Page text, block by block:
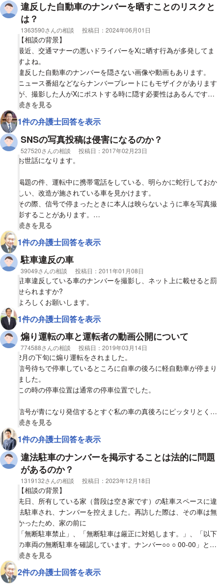
と忠告されました。
そこで質問です。
自分が撮った写真に、
他の人の自動車のナンバープレートが映っていた場合、
その写真をインターネット上に掲載する際には、
【質問1】
そのナンバープレートの部分は
見えないようにしてから掲載しないといけないのですか？
そうしないと法的に問題が生じるのですか？
※モラル上ではなく法的な問題が生じるのかの質問です
違反した自動車のナンバーを晒すことのリスクと
は？
相談者
1363590さんの相談 投稿日： 2024年06月01日
【相談の背景】
最近、交通マナーの悪いドライバーをXに晒す行為が多発してま
すよね。
違反した自動車のナンバーを隠さない画像や動画もあります。
ニュース番組などならナンバープレートにもモザイクがあります
が、撮影した人がXにポストする時に隠す必要性はあるんです
か？
【質問1】
ナンバーをXに晒す事で被る不利益があれば教えて下さい
視覚的に省略された相談全文の
続きを見る
1件の弁護士回答を表示
SNSの写真投稿は侵害になるのか？
相談者
527520さんの相談 投稿日： 2017年02月23日
お世話になります。
掲題の件、運転中に携帯電話をしている、明らかに蛇行しておか
しい、改造が施されている車を見かけます。
その際、信号で停まったときに本人は映らないように車を写真撮
影することがあります。
１、そもそもSNSにへの写真アップ・投稿していいものか、この
際ナンバープレートをマスキングが必要でしょうか？
２、SNSでも「全員に公開」と「友達のみ公開」など選択できる
かと思います。もし公開が問題ないなら、その範囲はどこまで有
個人情報保護の観点ではナンバープレートは一般人では本人を特
定できないと認識しております（もちろん警察のデータベースと
照合すれば一目瞭然でしょう）。その他プライバシーの侵害など
法律に照らし合わせての問題点があればご用事いただければと思
います。
視覚的に省略された相談全文の
続きを見る
1件の弁護士回答を表示
駐車違反の車
相談者
39049さんの相談 投稿日： 2011年01月08日
駐車違反している車のナンバーを撮影し、ネット上に載せると罰
せられますか?
よろしくお願いします。
1件の弁護士回答を表示
煽り運転の車と運転者の動画公開について
相談者
774588さんの相談 投稿日： 2019年03月14日
2月の下旬に煽り運転をされました。
信号待ちで停車しているところに自車の後ろに軽自動車が停まり
ました。
この時の停車位置は通常の停車位置でした。
信号が青になり発信するとすぐ私の車の真後ろにピッタリとくっ
ついて暫く
そのままの状態が1キロほど続きました。 速度は40キロで車間
距離は1～2メートルです。
その後その道路は事故の影響で渋滞に代わり、
渋滞中(20分)は10メートル前進しては1分間ストップすると言っ
た繰り返しで、
ストップしている間は私の車の後ろ50センチに付いて停車してい
ます。
前進の時も直ぐ後ろに付けていました。
その模様を全てドライブレコーダーに録画しており、煽り運転し
た自動車の車種、
視覚的に省略された相談全文の
続きを見る
1件の弁護士回答を表示
違法駐車のナンバーを掲示することは法的に問題
があるのか？
相談者
1319132さんの相談 投稿日： 2023年12月18日
【相談の背景】
先日、所有している家（普段は空き家です）の駐車スペースに違
法駐車され、ナンバーを控えました。再訪した際は、その車は無
かったため、家の前に
「無断駐車禁止」、「無断駐車は厳正に対処します。」、「以下
の車両の無断駐車を確認しています。ナンバー○○ ○ 00-00」と掲
示しました。
【質問1】
視覚的に省略された相談全文の
続きを見る
2件の弁護士回答を表示